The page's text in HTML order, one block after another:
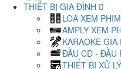
THIẾT BỊ GIA ĐÌNH
LOA XEM
AMPLY XEM
KARAOKE
ĐẦU CD - ĐẦU
THIẾT BỊ XỬ